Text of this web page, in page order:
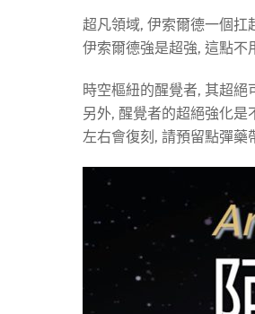
超凡領域, 伊索爾德一個扛
伊索爾德強是超強, 這點不
時空樞紐的醒覺者, 其超
另外, 醒覺者的超絕強化
左右會復刻, 請預留點彈藥